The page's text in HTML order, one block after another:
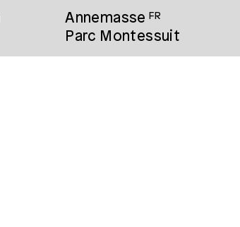
Annemasse FR
Parc Montessuit